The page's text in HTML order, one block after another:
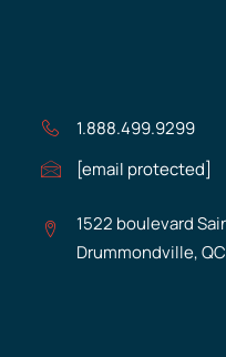
1.888.499.9299
[email protected]
1522 boulevard
Drummondville,